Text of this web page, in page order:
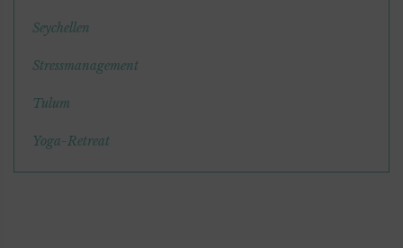
Seychellen
Stressmanagement
Tulum
Yoga-Retreat